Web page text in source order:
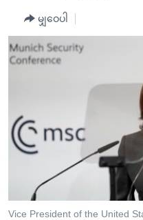
ကျော်
ကြည့်
ညွန်း
စာမျက်နှာ
ကြည့်
အစ္စရေး-ပါလက်စတိုင်း
အင်္ဂလိပ်စာလေ့လာမယ်
အမေရိကန်သုံးအီဒီယံ
သုတပဒေသာ အင်္ဂလိပ်စာ
အပတ်စဉ်ကဏ္ဍများ
ရေဒီယိုနှင့်ရုပ်သံ အချက်အလ
Learning English
ဗွီအိုအေ လူမှုကွန်ယက်များ
မျှဝေပါ
Vice President of the United